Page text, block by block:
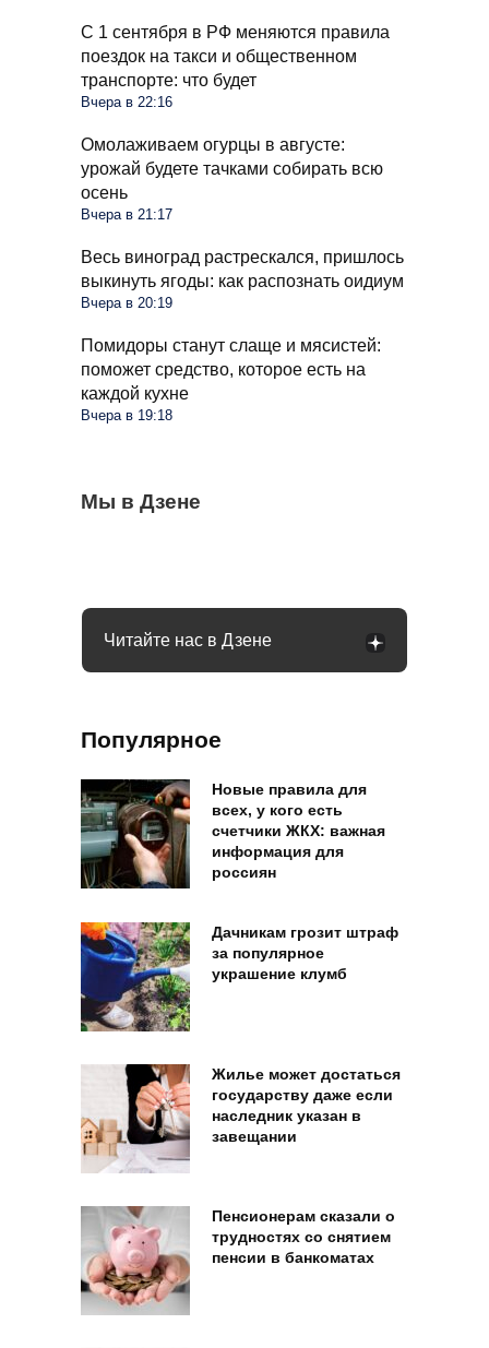
С 1 сентября в РФ меняются правила
поездок на такси и общественном
транспорте: что будет
Вчера в 22:16
Омолаживаем огурцы в августе:
урожай будете тачками собирать всю
осень
Вчера в 21:17
Весь виноград растрескался, пришлось
выкинуть ягоды: как распознать оидиум
Вчера в 20:19
Помидоры станут слаще и мясистей:
поможет средство, которое есть на
каждой кухне
Вчера в 19:18
Мы в Дзене
С 1 сентября россиян будут сажать и
штрафовать за грибы: что нельзя
Сосед со скандалом требует убрать доски
Какое общение с гаишником неминуемо
Читайте нас в Дзене
Популярное
Новые правила для
всех, у кого есть
счетчики ЖКХ: важная
информация для
россиян
Дачникам грозит штраф
за популярное
украшение клумб
Жилье может достаться
государству даже если
наследник указан в
завещании
Пенсионерам сказали о
трудностях со снятием
пенсии в банкоматах